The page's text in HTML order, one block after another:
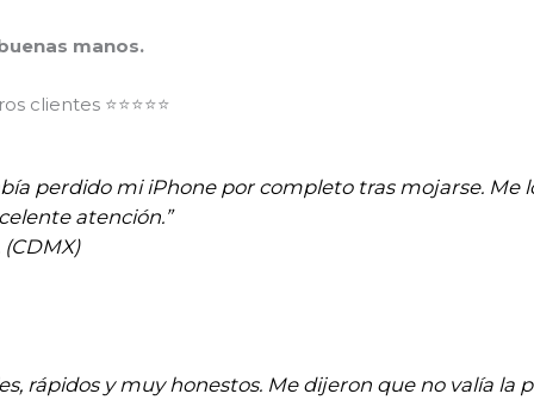
manos.
clientes ⭐⭐⭐⭐⭐
perdido mi iPhone por completo tras mojarse.
atención.”
(CDMX)
rápidos y muy honestos. Me dijeron que no valía